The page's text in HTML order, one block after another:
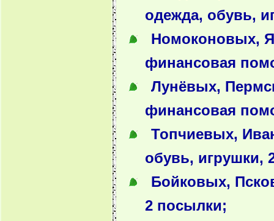
одежда, обувь,
Номоконовых,
финансовая
Лунёвых,
финансовая
Топчиевых,
обувь, игрушки,
Бойковых,
2 посылки;